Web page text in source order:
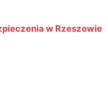
w Rzeszowie